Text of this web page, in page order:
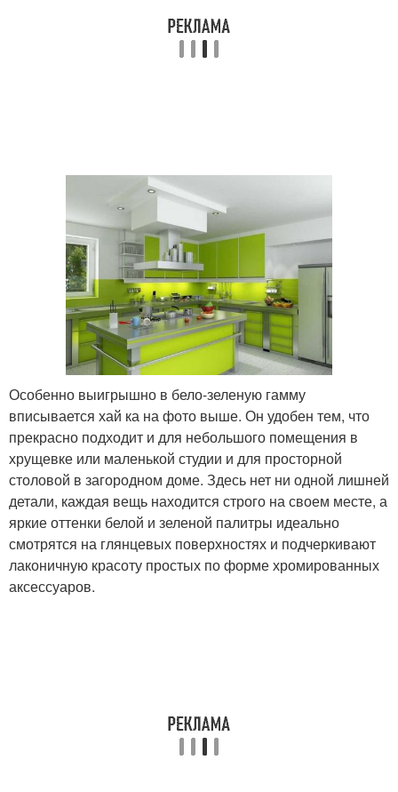
Особенно выигрышно в бело-зеленую гамму
вписывается хай ка на фото выше. Он удобен тем, что
прекрасно подходит и для небольшого помещения в
хрущевке или маленькой студии и для просторной
столовой в загородном доме. Здесь нет ни одной лишней
детали, каждая вещь находится строго на своем месте, а
яркие оттенки белой и зеленой палитры идеально
смотрятся на глянцевых поверхностях и подчеркивают
лаконичную красоту простых по форме хромированных
аксессуаров.